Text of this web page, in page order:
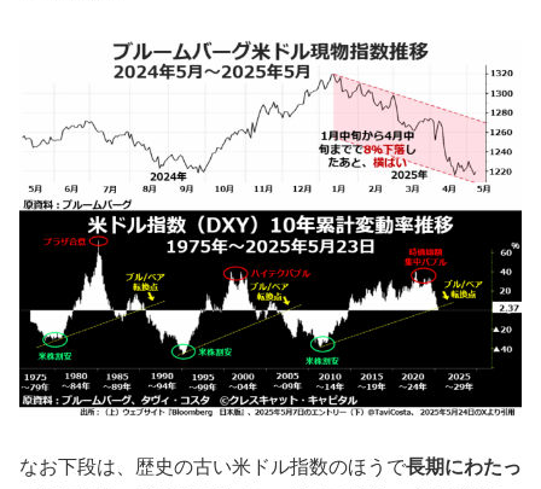
なお下段は、歴史の古い米ドル指数のほうで長期にわたっ